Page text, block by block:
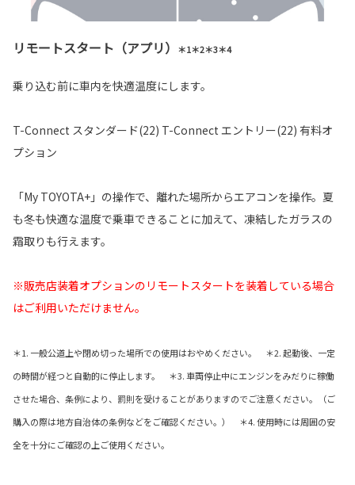
リモートスタート（アプリ） ＊1＊2＊3＊4
乗り込む前に車内を快適温度にします。
T-Connect スタンダード(22) T-Connect エントリー(22) 有料オ
プション
「My TOYOTA+」の操作で、離れた場所からエアコンを操作。夏
も冬も快適な温度で乗車できることに加えて、凍結したガラスの
霜取りも行えます。
※販売店装着オプションのリモートスタートを装着している場合
はご利用いただけません。
＊1. 一般公道上や閉め切った場所での使用はおやめください。 ＊2. 起動後、一定
の時間が経つと自動的に停止します。 ＊3. 車両停止中にエンジンをみだりに稼働
させた場合、条例により、罰則を受けることがありますのでご注意ください。（ご
購入の際は地方自治体の条例などをご確認ください。） ＊4. 使用時には周囲の安
全を十分にご確認の上ご使用ください。